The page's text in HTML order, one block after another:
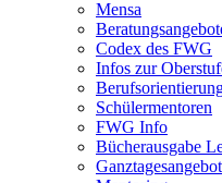
Mensa
Codex des FWG
Infos zur
Schülermentoren
FWG Info
Bücherausgabe